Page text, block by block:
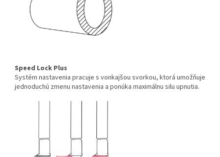
Speed Lock Plus
Systém nastavenia pracuje s vonkajšou svorkou, ktorá umožňuje
jednoduchú zmenu nastavenia a ponúka maximálnu silu upnutia.